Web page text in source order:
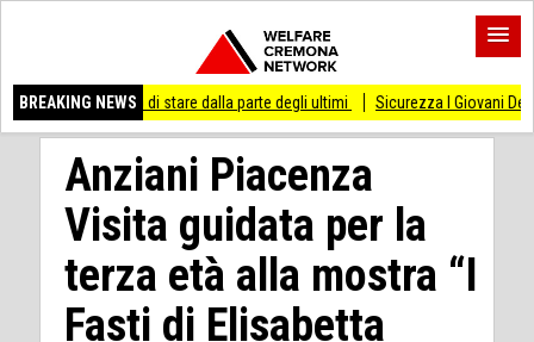
BREAKING NEWS
di stare dalla parte degli ultimi Sicurezza I Giovani Democratici
Anziani Piacenza
Visita guidata per la
terza età alla mostra “I
Fasti di Elisabetta